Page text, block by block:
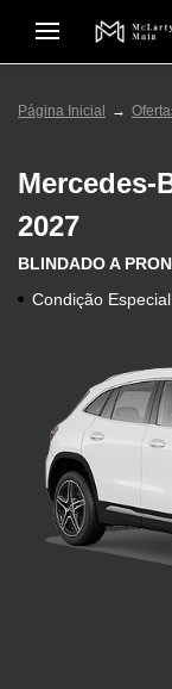
Página Inicial
Mercedes-
2027
BLINDADO A
Condição